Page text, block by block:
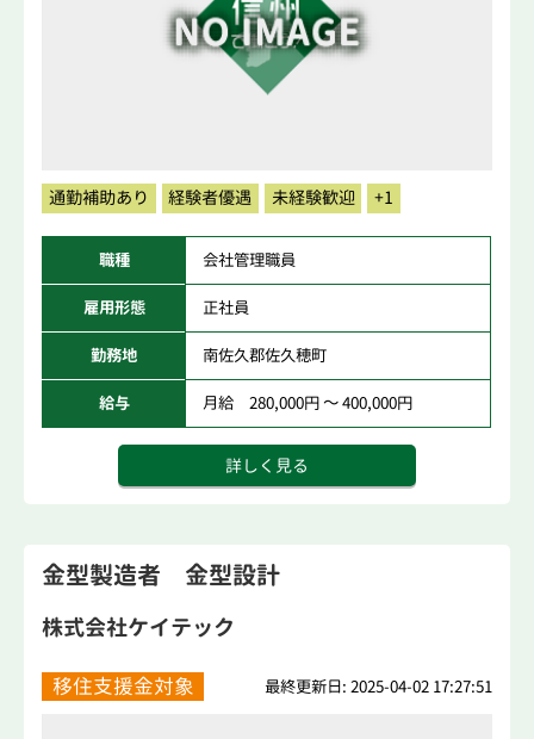
通勤補助あり 経験者優遇 未経験歓迎 +1
職種 会社管理職員
雇用形態 正社員
勤務地 南佐久郡佐久穂町
給与 月給 280,000円 ～ 400,000円
詳しく見る
金型製造者 金型設計
株式会社ケイテック
移住支援金対象 最終更新日: 2025-04-02 17:27:51